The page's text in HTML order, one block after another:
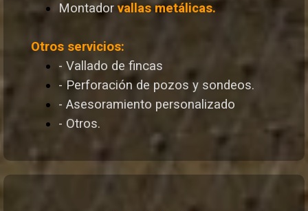
Montador vallas metálicas.
Otros servicios:
- Vallado de fincas
- Perforación de pozos y sondeos.
- Asesoramiento personalizado
- Otros.